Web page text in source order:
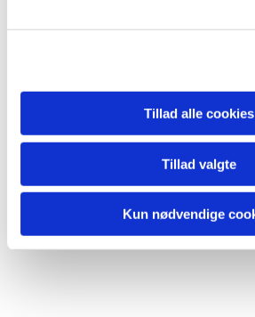
Tillad alle cookies
Tillad valgte
Kun nødvendige